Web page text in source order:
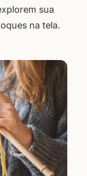
sua
na tela.